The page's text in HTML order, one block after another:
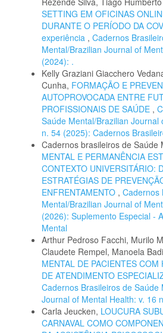
SETTING EM OFICINAS
DURANTE O PERÍODO DA
experiência , Cadernos
Mental/Brazilian Journal of
(2024): .
Kelly Graziani Giacchero
Cunha, FORMAÇÃO E
AUTOPROVOCADA ENTRE
PROFISSIONAIS DE SAÚDE ,
Saúde Mental/Brazilian Journal
n. 54 (2025): Cadernos
Cadernos brasileiros de Saúde
MENTAL E PERMANÊNCIA
CONTEXTO UNIVERSITÁRIO:
ESTRATÉGIAS DE
ENFRENTAMENTO , Cadernos
Mental/Brazilian Journal of
(2026): Suplemento Especial -
Mental
Arthur Pedroso Facchi, Murilo
Claudete Rempel, Manoela
MENTAL DE PACIENTES
DE ATENDIMENTO
Cadernos Brasileiros de Saúde
Journal of Mental Health: v. 16
Carla Jeucken, LOUCURA
CARNAVAL COMO